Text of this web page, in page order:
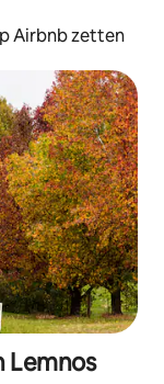
Airbnb zetten
Lemnos